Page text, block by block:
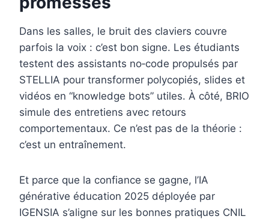
Dans les salles, le bruit des claviers couvre
parfois la voix : c’est bon signe. Les étudiants
testent des assistants no‑code propulsés par
STELLIA pour transformer polycopiés, slides et
vidéos en “knowledge bots” utiles. À côté, BRIO
simule des entretiens avec retours
comportementaux. Ce n’est pas de la théorie :
c’est un entraînement.
Et parce que la confiance se gagne, l’IA
générative éducation 2025 déployée par
IGENSIA s’aligne sur les bonnes pratiques CNIL